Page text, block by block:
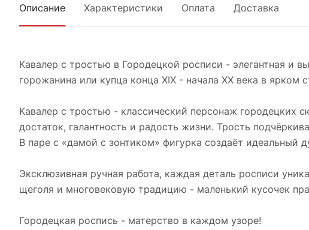
Описание Характеристики Оплата Доставка
Кавалер с тростью в Городецкой росписи - элегантная и
горожанина или купца конца XIX - начала XX века в ярком
Кавалер с тростью - классический персонаж
достаток, галантность и радость жизни. Трость
В паре с «дамой с зонтиком» фигурка создаёт идеальный
Эксклюзивная ручная работа, каждая деталь росписи
щеголя и многовековую традицию - маленький кусочек
Городецкая роспись - матерство в каждом узоре!